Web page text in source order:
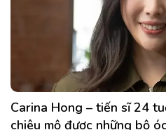
Carina Hong – tiến sĩ 24
chiêu mộ được những bộ